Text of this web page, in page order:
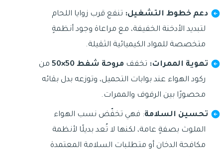
دعم خطوط التشغيل: تنفع قرب زوايا اللحام
لتبديد الأدخنة الخفيفة، مع مراعاة وجود أنظمةٍ
متخصصة للمواد الكيميائية الثقيلة.
تهوية الممرات: تخفف مروحة شفط 50×50
من
ركود الهواء عند بوابات التحميل، وتوزعه بدل بقائه
محصورًا بين الرفوف والممرات.
تحسين السلامة: فهي تخفّض نسب الهواء
الملوث بصفةٍ عامة، لكنها لا تُعد بديلًا لأنظمة
مكافحة الدخان أو متطلبات السلامة المعتمدة